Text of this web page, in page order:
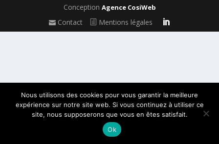
Conception Agence CosiWeb
Contact Mentions légales
Nous utilisons des cookies pour vous garantir la meilleure
expérience sur notre site web. Si vous continuez à utiliser ce
site, nous supposerons que vous en êtes satisfait.
Ok